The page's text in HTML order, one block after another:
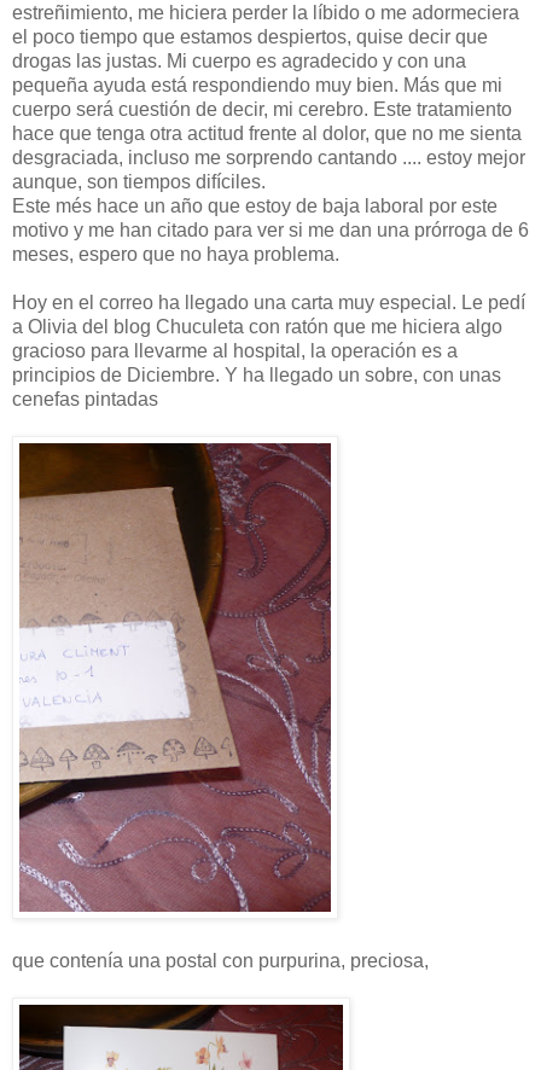
estreñimiento, me hiciera perder la líbido o me adormeciera
el poco tiempo que estamos despiertos, quise decir que
drogas las justas. Mi cuerpo es agradecido y con una
pequeña ayuda está respondiendo muy bien. Más que mi
cuerpo será cuestión de decir, mi cerebro. Este tratamiento
hace que tenga otra actitud frente al dolor, que no me sienta
desgraciada, incluso me sorprendo cantando .... estoy mejor
aunque, son tiempos difíciles.
Este més hace un año que estoy de baja laboral por este
motivo y me han citado para ver si me dan una prórroga de 6
meses, espero que no haya problema.
Hoy en el correo ha llegado una carta muy especial. Le pedí
a Olivia del blog Chuculeta con ratón que me hiciera algo
gracioso para llevarme al hospital, la operación es a
principios de Diciembre. Y ha llegado un sobre, con unas
cenefas pintadas
que contenía una postal con purpurina, preciosa,